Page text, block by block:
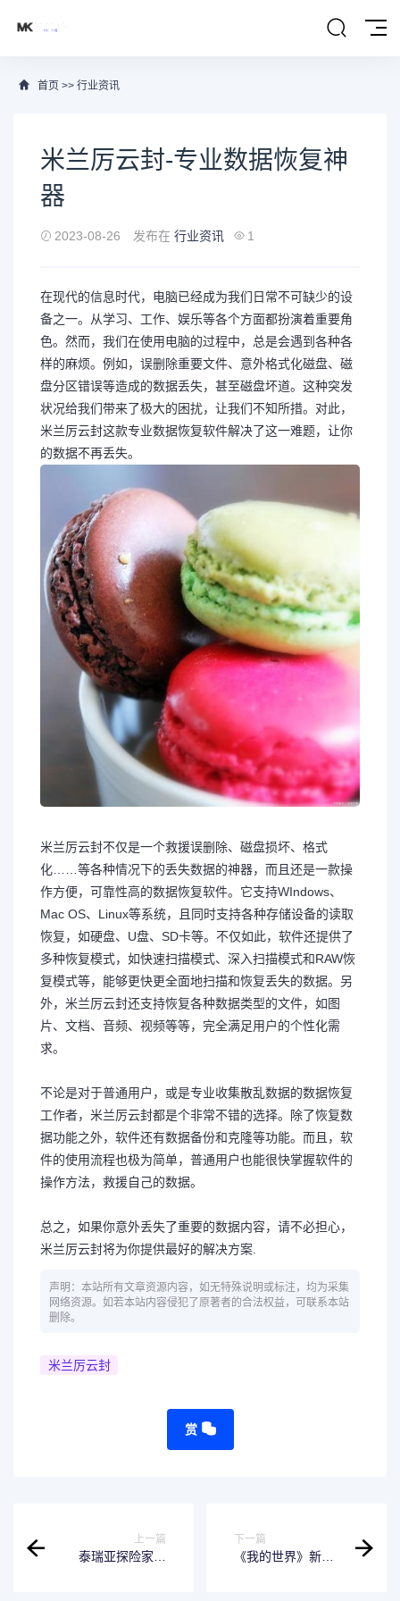
首页 >> 行业资讯
米兰厉云封-专业数据恢复神
器
2023-08-26 发布在 行业资讯 1
在现代的信息时代，电脑已经成为我们日常不可缺少的设
备之一。从学习、工作、娱乐等各个方面都扮演着重要角
色。然而，我们在使用电脑的过程中，总是会遇到各种各
样的麻烦。例如，误删除重要文件、意外格式化磁盘、磁
盘分区错误等造成的数据丢失，甚至磁盘坏道。这种突发
状况给我们带来了极大的困扰，让我们不知所措。对此，
米兰厉云封这款专业数据恢复软件解决了这一难题，让你
的数据不再丢失。
米兰厉云封不仅是一个救援误删除、磁盘损坏、格式
化……等各种情况下的丢失数据的神器，而且还是一款操
作方便，可靠性高的数据恢复软件。它支持WIndows、
Mac OS、Linux等系统，且同时支持各种存储设备的读取
恢复，如硬盘、U盘、SD卡等。不仅如此，软件还提供了
多种恢复模式，如快速扫描模式、深入扫描模式和RAW恢
复模式等，能够更快更全面地扫描和恢复丢失的数据。另
外，米兰厉云封还支持恢复各种数据类型的文件，如图
片、文档、音频、视频等等，完全满足用户的个性化需
求。
不论是对于普通用户，或是专业收集散乱数据的数据恢复
工作者，米兰厉云封都是个非常不错的选择。除了恢复数
据功能之外，软件还有数据备份和克隆等功能。而且，软
件的使用流程也极为简单，普通用户也能很快掌握软件的
操作方法，救援自己的数据。
总之，如果你意外丢失了重要的数据内容，请不必担心，
米兰厉云封将为你提供最好的解决方案.
声明：本站所有文章资源内容，如无特殊说明或标注，均为采集
网络资源。如若本站内容侵犯了原著者的合法权益，可联系本站
删除。
米兰厉云封
赏
上一篇
泰瑞亚探险家协
下一篇
《我的世界》新生